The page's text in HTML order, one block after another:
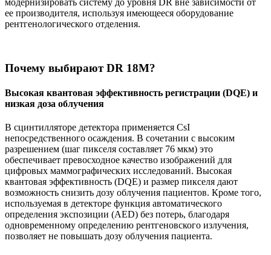
ее производителя, используя имеющееся оборудование
рентгенологического отделения.
Почему выбирают DR 18M?
Высокая квантовая эффективность регистрации (DQE) и
низкая доза облучения
В сцинтилляторе детектора применяется CsI
непосредственного осаждения. В сочетании с высоким
разрешением (шаг пикселя составляет 76 мкм) это
обеспечивает превосходное качество изображений для
цифровых маммографических исследований. Высокая
квантовая эффективность (DQE) и размер пикселя дают
возможность снизить дозу облучения пациентов. Кроме того,
используемая в детекторе функция автоматического
определения экспозиции (AED) без потерь, благодаря
одновременному определению рентгеновского излучения,
позволяет не повышать дозу облучения пациента.